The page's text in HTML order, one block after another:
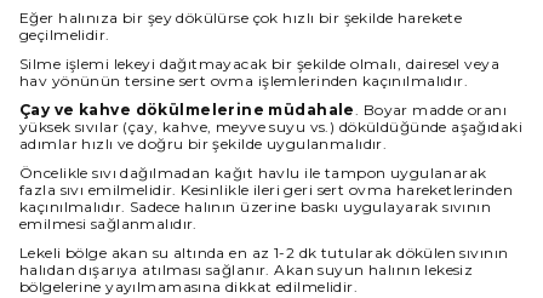
Eğer halınıza bir şey dökülürse çok hızlı bir şekilde harekete
geçilmelidir.
Silme işlemi lekeyi dağıtmayacak bir şekilde olmalı, dairesel veya
hav yönünün tersine sert ovma işlemlerinden kaçınılmalıdır.
Çay ve kahve dökülmelerine müdahale. Boyar madde oranı
yüksek sıvılar (çay, kahve, meyve suyu vs.) döküldüğünde aşağıdaki
adımlar hızlı ve doğru bir şekilde uygulanmalıdır.
Öncelikle sıvı dağılmadan kağıt havlu ile tampon uygulanarak
fazla sıvı emilmelidir. Kesinlikle ileri geri sert ovma hareketlerinden
kaçınılmalıdır. Sadece halının üzerine baskı uygulayarak sıvının
emilmesi sağlanmalıdır.
Lekeli bölge akan su altında en az 1-2 dk tutularak dökülen sıvının
halıdan dışarıya atılması sağlanır. Akan suyun halının lekesiz
bölgelerine yayılmamasına dikkat edilmelidir.